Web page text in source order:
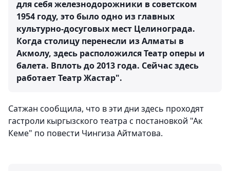
для себя железнодорожники в советском
1954 году, это было одно из главных
культурно-досуговых мест Целинограда.
Когда столицу перенесли из Алматы в
Акмолу, здесь расположился Театр оперы и
балета. Вплоть до 2013 года. Сейчас здесь
работает Театр Жастар".
Сатжан сообщила, что в эти дни здесь проходят
гастроли кыргызского театра с постановкой "Ак
Кеме" по повести Чингиза Айтматова.